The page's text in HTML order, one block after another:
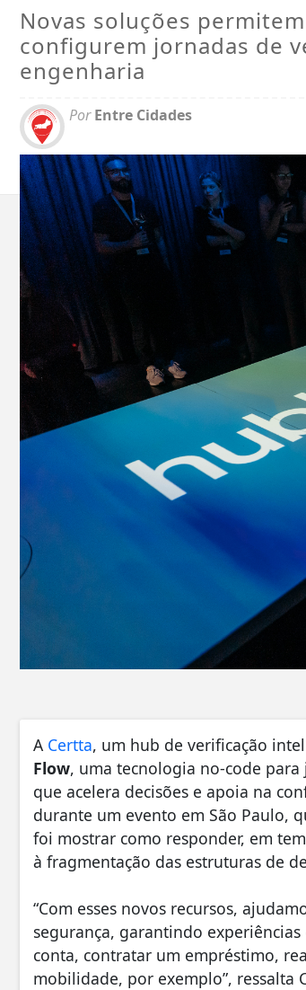
Novas soluções
configurem jornadas de
engenharia
PorEntre Cidades
A Certta, um hub de verificação
Flow, uma tecnologia no-code
que acelera decisões e apoia na
durante um evento em São Paulo,
foi mostrar como responder, em
à fragmentação das estruturas de
“Com esses novos recursos,
segurança, garantindo
conta, contratar um empréstimo,
mobilidade, por exemplo”, ressalta